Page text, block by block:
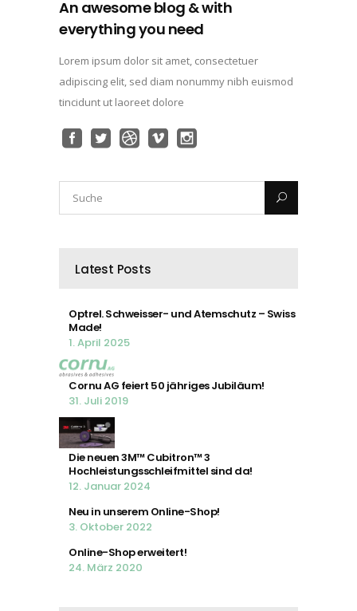
An awesome blog & with
everything you need
Lorem ipsum dolor sit amet, consectetuer
adipiscing elit, sed diam nonummy nibh euismod
tincidunt ut laoreet dolore
Latest Posts
Optrel. Schweisser- und Atemschutz – Swiss
Made!
1. April 2025
Cornu AG feiert 50 jähriges Jubiläum!
31. Juli 2019
Die neuen 3M™ Cubitron™ 3
Hochleistungsschleifmittel sind da!
12. Januar 2024
Neu in unserem Online-Shop!
3. Oktober 2022
Online-Shop erweitert!
24. März 2020